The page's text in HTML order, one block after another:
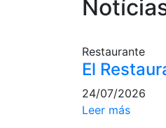
Restaurante
El
24/07/2026
Leer más